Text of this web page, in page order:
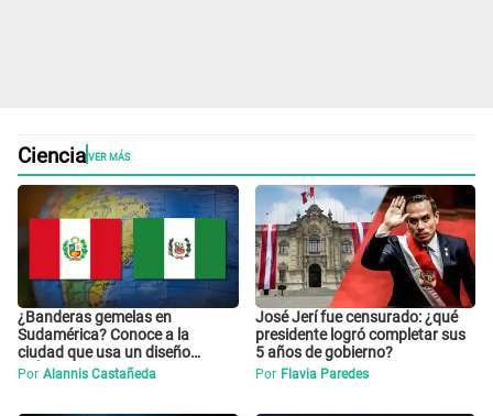
CienciaVER MÁS
¿Banderas gemelas en
Sudamérica? Conoce a la
ciudad que usa un diseño
IDÉNTICO al de Perú desde hace
Por Alannis Castañeda
José Jerí fue censurado: ¿qué
presidente logró completar sus
5 años de gobierno?
Por Flavia Paredes